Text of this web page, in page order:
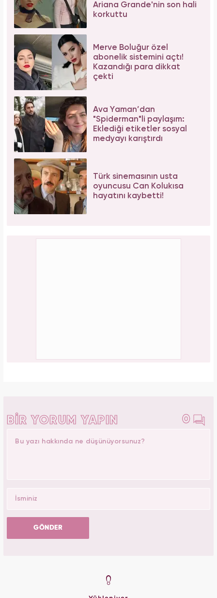
Ariana Grande'nin son hali
korkuttu
Merve Boluğur özel
abonelik sistemini açtı!
Kazandığı para dikkat
çekti
Ava Yaman’dan
"Spiderman"li paylaşım:
Eklediği etiketler sosyal
medyayı karıştırdı
Türk sinemasının usta
oyuncusu Can Kolukısa
hayatını kaybetti!
BİR YORUM YAPIN 0
GÖNDER